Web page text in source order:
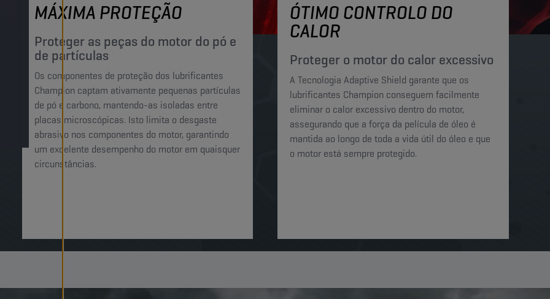
MÁXIMA PROTEÇÃO
Proteger as peças do motor do pó e
de partículas
Os componentes de proteção dos lubrificantes
Champion captam ativamente pequenas partículas
de pó e carbono, mantendo-as isoladas entre
placas microscópicas. Isto limita o desgaste
abrasivo nos componentes do motor, garantindo
um excelente desempenho do motor em quaisquer
circunstâncias.
ÓTIMO CONTROLO DO
CALOR
Proteger o motor do calor excessivo​​
A Tecnologia Adaptive Shield garante que os
lubrificantes Champion conseguem facilmente
eliminar o calor excessivo dentro do motor,
assegurando que a força da película de óleo é
mantida ao longo de toda a vida útil do óleo e que
o motor está sempre protegido.